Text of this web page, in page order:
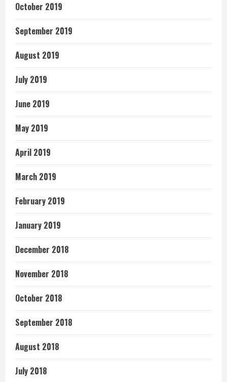
October 2019
September 2019
August 2019
July 2019
June 2019
May 2019
April 2019
March 2019
February 2019
January 2019
December 2018
November 2018
October 2018
September 2018
August 2018
July 2018